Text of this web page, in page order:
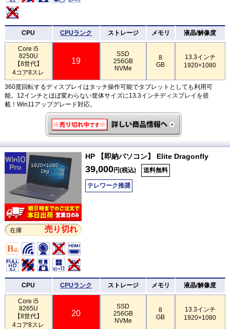
CPU CPUランク ストレージ メモリ 液晶/解像度
Core i5
8250U
【8世代】
4コア8スレ
19
SSD
256GB
NVMe
8
GB
13.3インチ
1920×1080
360度回転するディスプレイはタッチ操作可能でタブレットとしても利用可
能。12インチとほぼ変わらない筐体サイズに13.3インチディスプレイを搭
載！Win11アップグレード対応。
1920×1080
1kg
在庫 売り切れ
HP 【即納パソコン】 Elite Dragonfly
39,000円(税込) 送料無料
テレワーク推奨
CPU CPUランク ストレージ メモリ 液晶/解像度
Core i5
8265U
【8世代】
4コア8スレ
20
SSD
256GB
NVMe
8
GB
13.3インチ
1920×1080